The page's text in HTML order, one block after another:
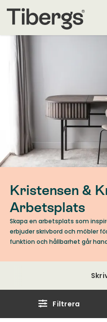
Kristensen &
Arbetsplats
Skapa en arbetsplats som
erbjuder skrivbord och möbler
funktion och hållbarhet går
Filtrera